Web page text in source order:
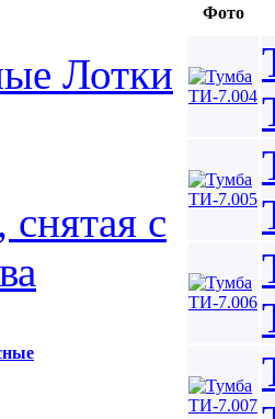
Лотки
с
Фото